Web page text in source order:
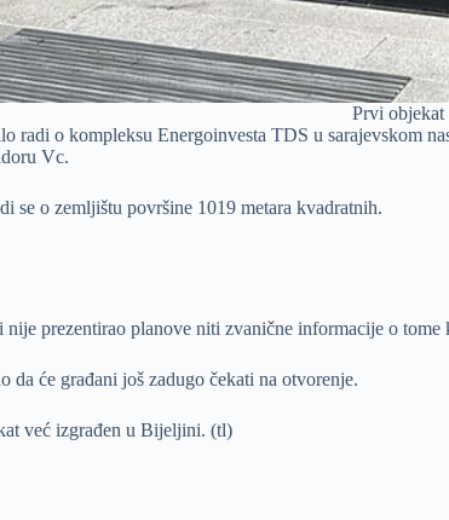
Prvi objekat
radi o kompleksu Energoinvesta TDS u sarajevskom
Vc.
se o zemljištu površine 1019 metara kvadratnih.
prezentirao planove niti zvanične informacije o tome
da će građani još zadugo čekati na otvorenje.
već izgrađen u Bijeljini. (tl)